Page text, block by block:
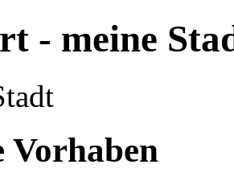
- meine
Vorhaben